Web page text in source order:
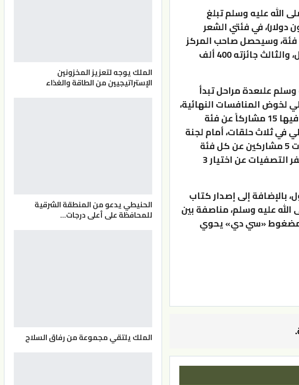
الله عليه وسلم تبلغ
4.2 ملايين ريال قطري ( 1.1 مليون دولار)، في فئتي الشعر
فئة، وسيحصل صاحب المركز
الأول على مليون ريال، والثاني على 700 ألف ريال، والثالث جائزته 400 ألف
علىعدة مراحل تبدأ
لخوض المنافسات النهائية،
من خلال ثلاث مراحل للتصفيات، الأولى يتنافس فيها 15 مشاركاً عن فئة
النبطي في ثلاث حلقات، أمام لجنة
التحكيم النهائية، التي ستختار في نهاية الحلقات 5 مشاركين عن كل فئة
يتأهلون لمرحلة التصفيات النصف نهائية، وتسفر التصفيات عن اختيار 3
بالإضافة إلى إصدار كتاب
صلى الله عليه وسلم، مناصفة بين
مضغوط «سي دي» يحوي
الملك يوجه لتعزيز المخزونين
الإستراتيجيين من الطاقة والغذاء
الحنيطي يدعو من المنطقة الشرقية
للمحافظة على أعلى درجات…
الملك يلتقي مجموعة من رفاق السلاح